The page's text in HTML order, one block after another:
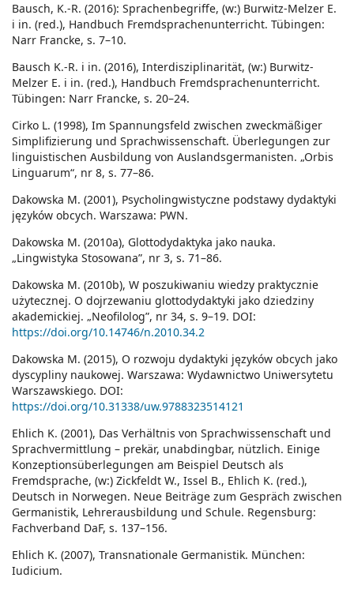
Bausch, K.-R. (2016): Sprachenbegriffe, (w:) Burwitz-Melzer E.
i in. (red.), Handbuch Fremdsprachenunterricht. Tübingen:
Narr Francke, s. 7–10.
Bausch K.-R. i in. (2016), Interdisziplinarität, (w:) Burwitz-
Melzer E. i in. (red.), Handbuch Fremdsprachenunterricht.
Tübingen: Narr Francke, s. 20–24.
Cirko L. (1998), Im Spannungsfeld zwischen zweckmäßiger
Simplifizierung und Sprachwissenschaft. Überlegungen zur
linguistischen Ausbildung von Auslandsgermanisten. „Orbis
Linguarum“, nr 8, s. 77–86.
Dakowska M. (2001), Psycholingwistyczne podstawy dydaktyki
języków obcych. Warszawa: PWN.
Dakowska M. (2010a), Glottodydaktyka jako nauka.
„Lingwistyka Stosowana”, nr 3, s. 71–86.
Dakowska M. (2010b), W poszukiwaniu wiedzy praktycznie
użytecznej. O dojrzewaniu glottodydaktyki jako dziedziny
akademickiej. „Neofilolog”, nr 34, s. 9–19. DOI:
https://doi.org/10.14746/n.2010.34.2
Dakowska M. (2015), O rozwoju dydaktyki języków obcych jako
dyscypliny naukowej. Warszawa: Wydawnictwo Uniwersytetu
Warszawskiego. DOI:
https://doi.org/10.31338/uw.9788323514121
Ehlich K. (2001), Das Verhältnis von Sprachwissenschaft und
Sprachvermittlung – prekär, unabdingbar, nützlich. Einige
Konzeptionsüberlegungen am Beispiel Deutsch als
Fremdsprache, (w:) Zickfeldt W., Issel B., Ehlich K. (red.),
Deutsch in Norwegen. Neue Beiträge zum Gespräch zwischen
Germanistik, Lehrerausbildung und Schule. Regensburg:
Fachverband DaF, s. 137–156.
Ehlich K. (2007), Transnationale Germanistik. München:
Iudicium.